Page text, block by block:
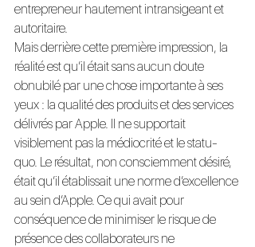
entrepreneur hautement intransigeant et
autoritaire.
Mais derrière cette première impression, la
réalité est qu’il était sans aucun doute
obnubilé par une chose importante à ses
yeux : la qualité des produits et des services
délivrés par Apple. Il ne supportait
visiblement pas la médiocrité et le statu-
quo. Le résultat, non consciemment désiré,
était qu’il établissait une norme d’excellence
au sein d’Apple. Ce qui avait pour
conséquence de minimiser le risque de
présence des collaborateurs ne